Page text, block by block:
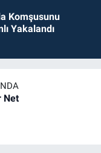
Komşusunu
Yakalandı
Net